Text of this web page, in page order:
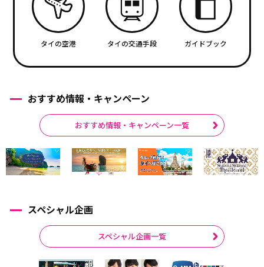
タイの空港 タイの交通手段 ガイドブック
おすすめ情報・キャンペーン
おすすめ情報・キャンペーン一覧
スペシャル企画
スペシャル企画一覧